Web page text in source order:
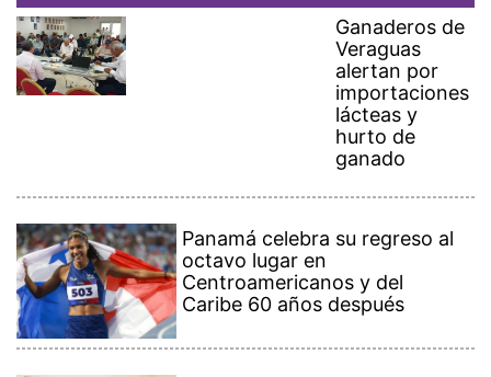
Ganaderos de
Veraguas
alertan por
importaciones
lácteas y
hurto de
ganado
Panamá celebra su regreso al
octavo lugar en
Centroamericanos y del
Caribe 60 años después